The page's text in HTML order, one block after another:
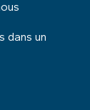
dans un